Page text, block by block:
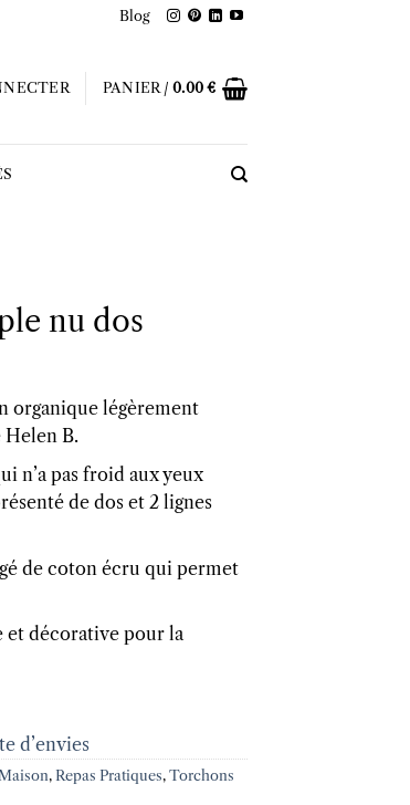
Blog
PANIER /0.00€
nu dos
organique légèrement
Helen B.
n’a pas froid aux yeux
de dos et 2 lignes
de coton écru qui permet
et décorative pour la
d’envies
, Repas Pratiques, Torchons